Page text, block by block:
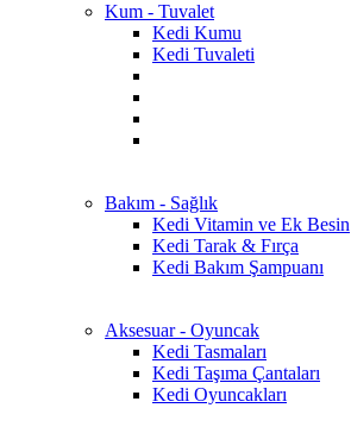
Kum - Tuvalet
Kedi Kumu
Kedi Tuvaleti
Bakım - Sağlık
Kedi Vitamin ve Ek Besin
Kedi Tarak & Fırça
Kedi Bakım Şampuanı
Aksesuar - Oyuncak
Kedi Tasmaları
Kedi Taşıma Çantaları
Kedi Oyuncakları